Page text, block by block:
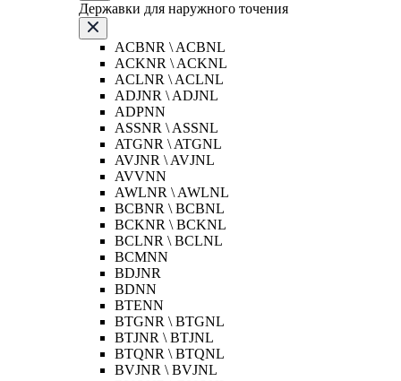
Державки для наружного точения
ACBNR \ ACBNL
ACKNR \ ACKNL
ACLNR \ ACLNL
ADJNR \ ADJNL
ADPNN
ASSNR \ ASSNL
ATGNR \ ATGNL
AVJNR \ AVJNL
AVVNN
AWLNR \ AWLNL
BCBNR \ BCBNL
BCKNR \ BCKNL
BCLNR \ BCLNL
BCMNN
BDJNR
BDNN
BTENN
BTGNR \ BTGNL
BTJNR \ BTJNL
BTQNR \ BTQNL
BVJNR \ BVJNL